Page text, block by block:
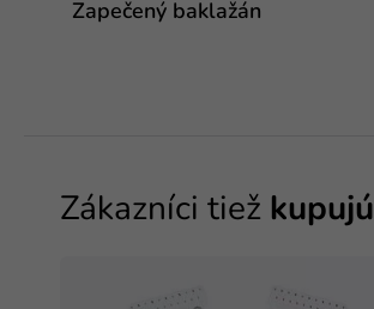
Zapečený baklažán
Zákazníci tiež kupujú